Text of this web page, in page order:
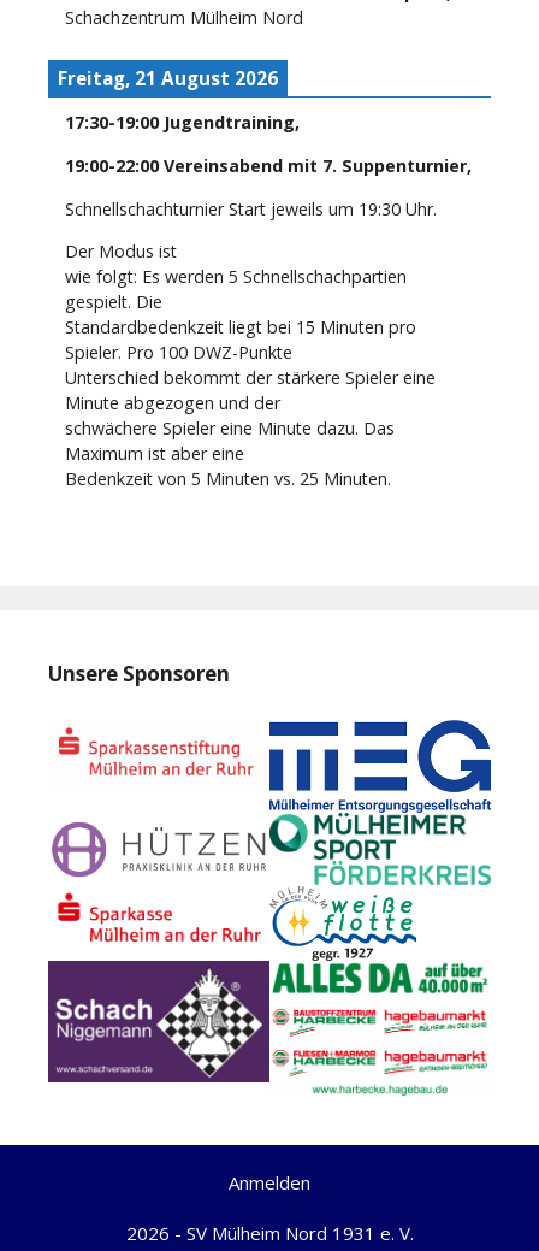
Schachzentrum Mülheim Nord
Freitag, 21 August 2026
17:30-19:00 Jugendtraining,
19:00-22:00 Vereinsabend mit 7. Suppenturnier,
Schnellschachturnier Start jeweils um 19:30 Uhr.
Der Modus ist
wie folgt: Es werden 5 Schnellschachpartien
gespielt. Die
Standardbedenkzeit liegt bei 15 Minuten pro
Spieler. Pro 100 DWZ-Punkte
Unterschied bekommt der stärkere Spieler eine
Minute abgezogen und der
schwächere Spieler eine Minute dazu. Das
Maximum ist aber eine
Bedenkzeit von 5 Minuten vs. 25 Minuten.
Unsere Sponsoren
Anmelden
2026 - SV Mülheim Nord 1931 e. V.